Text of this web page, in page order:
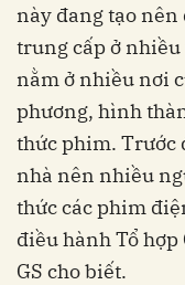
này đang tạo
trung cấp ở
nằm ở nhiều nơi
phương, hình
thức phim. Trước
nhà nên nhiều
thức các phim
điều hành Tổ
GS cho biết.